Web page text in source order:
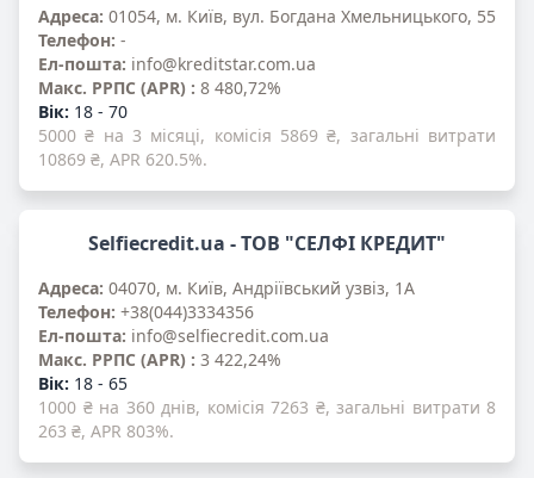
Адреса: 01054, м. Київ, вул. Богдана Хмельницького, 55
Телефон: -
Ел-пошта: info@kreditstar.com.ua
Mакс. PPПС (APR) : 8 480,72%
Вік: 18 - 70
5000 ₴ на 3 місяці, комісія 5869 ₴, загальні витрати
10869 ₴, APR 620.5%.
Selfiecredit.ua - ТОВ "СЕЛФІ КРЕДИТ"
Адреса: 04070, м. Київ, Андріївський узвіз, 1А
Телефон: +38(044)3334356
Ел-пошта: info@selfiecredit.com.ua
Mакс. PPПС (APR) : 3 422,24%
Вік: 18 - 65
1000 ₴ на 360 днів, комісія 7263 ₴, загальні витрати 8
263 ₴, APR 803%.